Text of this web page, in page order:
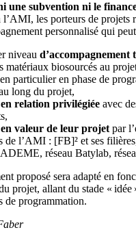
une subvention ni le
l’AMI, les porteurs de projets
personnalisé qui
niveau d’accompagnement
matériaux biosourcés au
particulier en phase de
long du projet,
relation privilégiée avec
en valeur de leur projet par
de l’AMI : [FB]² et ses
réseau Batylab,
proposé sera adapté en
projet, allant du stade «
de programmation.